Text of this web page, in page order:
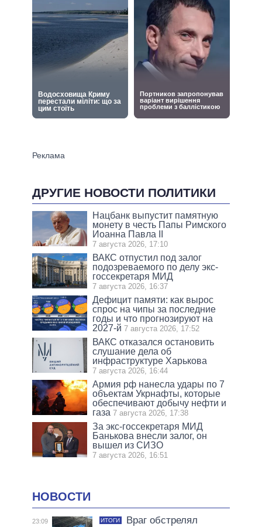
ДРУГИЕ НОВОСТИ ПОЛИТИКИ
Нацбанк выпустит памятную
монету в честь Папы Римского
Иоанна Павла II
7 августа 2026, 17:10
ВАКС отпустил под залог
подозреваемого по делу экс-
госсекретаря МИД
7 августа 2026, 16:37
Дефицит памяти: как вырос
спрос на чипы за последние
годы и что прогнозируют на
2027-й 7 августа 2026, 17:52
ВАКС отказался остановить
слушание дела об
инфраструктуре Харькова
7 августа 2026, 16:44
Армия рф нанесла удары по 7
объектам Укрнафты, которые
обеспечивают добычу нефти и
газа 7 августа 2026, 17:38
За экс-госсекретаря МИД
Банькова внесли залог, он
вышел из СИЗО
7 августа 2026, 16:51
НОВОСТИ
23:09 ИТОГИ
Враг обстрелял